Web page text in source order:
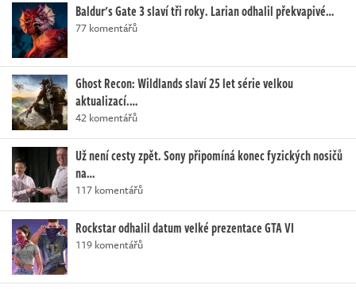
Baldur's Gate 3 slaví tři roky. Larian odhalil překvapivé…
77 komentářů
Ghost Recon: Wildlands slaví 25 let série velkou
aktualizací.…
42 komentářů
Už není cesty zpět. Sony připomíná konec fyzických nosičů
na…
117 komentářů
Rockstar odhalil datum velké prezentace GTA VI
119 komentářů